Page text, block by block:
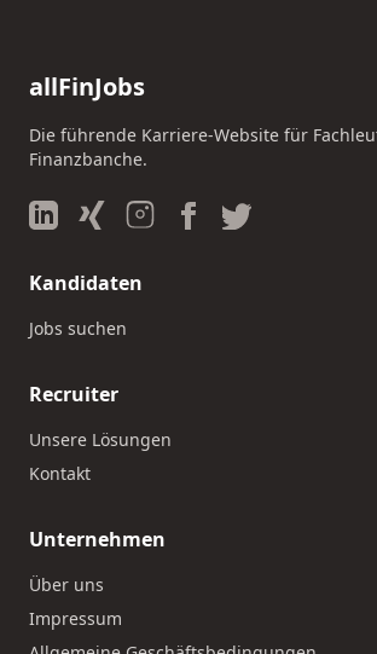
allFinJobs
Die führende Karriere-Website für
Finanzbanche.
Kandidaten
Jobs suchen
Recruiter
Unsere Lösungen
Kontakt
Unternehmen
Über uns
Impressum